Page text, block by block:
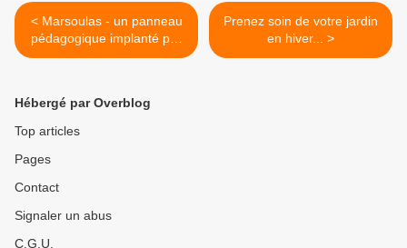
< Marsoulas - un panneau
pédagogique implanté par
le Conseil Départemental
Prenez soin de votre jardin
en hiver... >
Hébergé par Overblog
Top articles
Pages
Contact
Signaler un abus
C.G.U.